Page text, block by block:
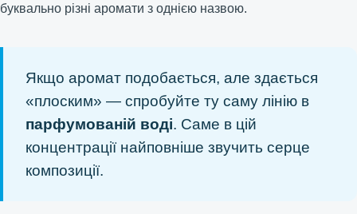
буквально різні аромати з однією назвою.
Якщо аромат подобається, але здається
«плоским» — спробуйте ту саму лінію в
парфумованій воді. Саме в цій
концентрації найповніше звучить серце
композиції.